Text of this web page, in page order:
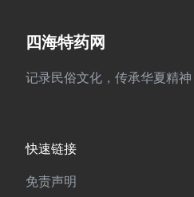
四海特药网
记录民俗文化，传承华夏精神
快速链接
免责声明